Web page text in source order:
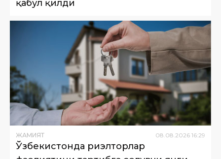
қабул қилди
ЖАМИЯТ 08 08 2026 16:29
Ўзбекистонда риэлторлар